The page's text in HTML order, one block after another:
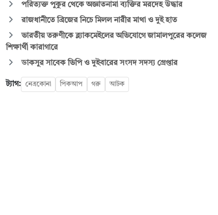
পরিত্যক্ত পুকুর থেকে অজ্ঞাতনামা ব্যক্তির মরদেহ উদ্ধার
রাজধানীতে ব্রিজের নিচে মিলল নারীর মাথা ও দুই হাত
ভারতীয় তরুণীকে ব্ল্যাকমেইলের অভিযোগে জামালপুরের কলেজ
শিক্ষার্থী কারাগারে
ডাকসুর সাবেক ভিপি ও দুইবারের সংসদ সদস্য গ্রেপ্তার
ট্যাগ: নেত্রকোনা পিকআপ গরু আটক